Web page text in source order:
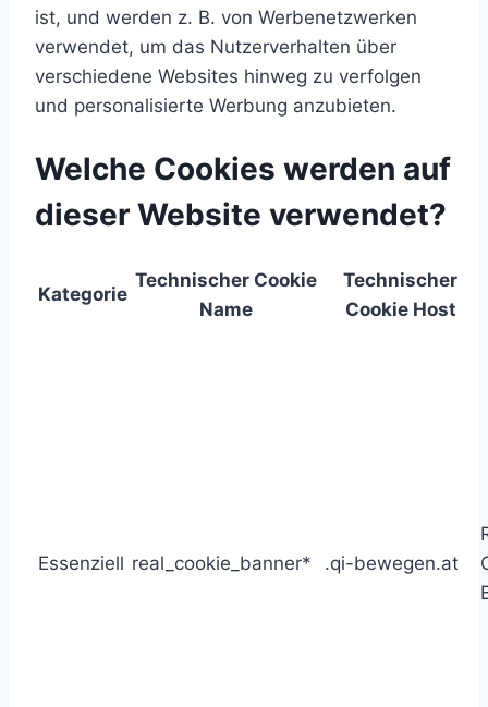
ist, und werden z. B. von Werbenetzwerken
verwendet, um das Nutzerverhalten über
verschiedene Websites hinweg zu verfolgen
und personalisierte Werbung anzubieten.
Welche Cookies werden auf
dieser Website verwendet?
Kategorie
Technischer Cookie
Name
Technischer
Cookie Host
Essenziell real_cookie_banner* .qi-bewegen.at